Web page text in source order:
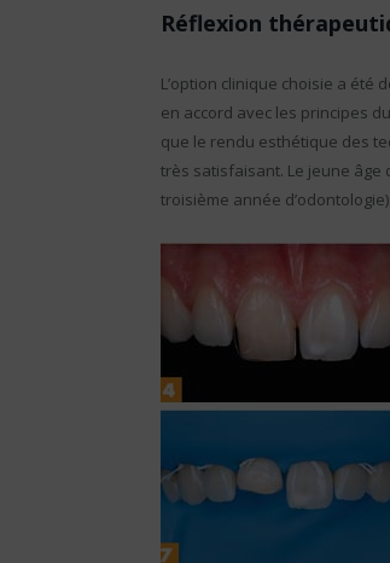
Réflexion
L’option clinique choisie a été
en accord avec les principes
que le rendu esthétique des
très satisfaisant. Le jeune
troisième année